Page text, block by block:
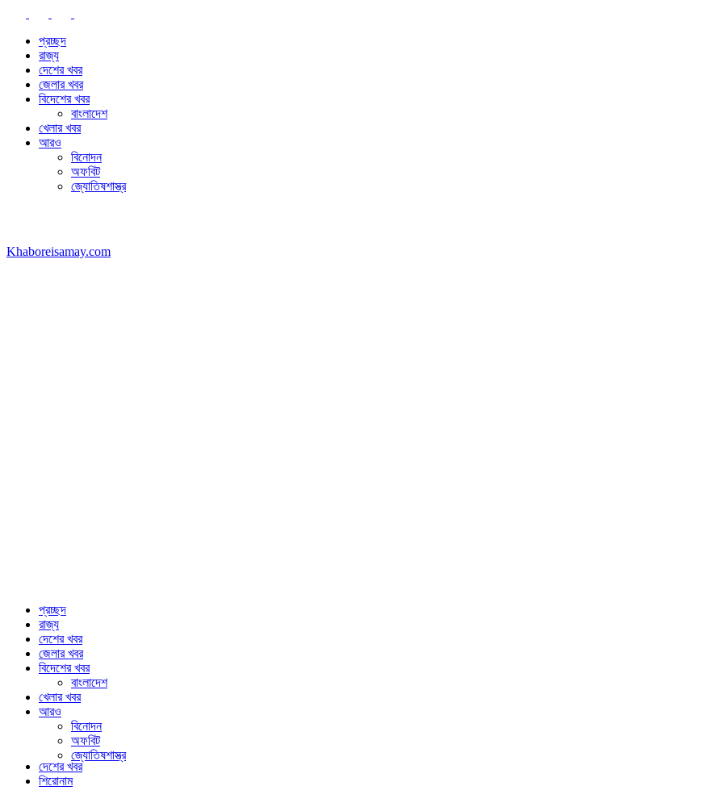
প্রচ্ছদ
রাজ্য
দেশের খবর
জেলার খবর
বিদেশের খবর
বাংলাদেশ
খেলার খবর
আরও
বিনোদন
অফবিট
জ্যোতিষশাস্ত্র
Khaboreisamay.com
প্রচ্ছদ
রাজ্য
দেশের খবর
জেলার খবর
বিদেশের খবর
বাংলাদেশ
খেলার খবর
আরও
বিনোদন
অফবিট
জ্যোতিষশাস্ত্র
দেশের খবর
শিরোনাম